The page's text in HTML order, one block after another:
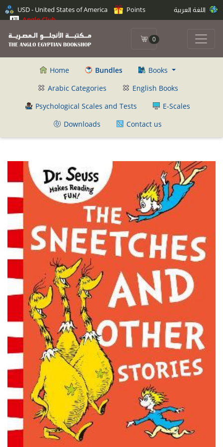
USD - United States of America
Points
Anglo Club
0
Home Bundles
Books
Arabic Categories
English Books
Psychological Scales and Tests
E-Scales
Downloads
Contact us